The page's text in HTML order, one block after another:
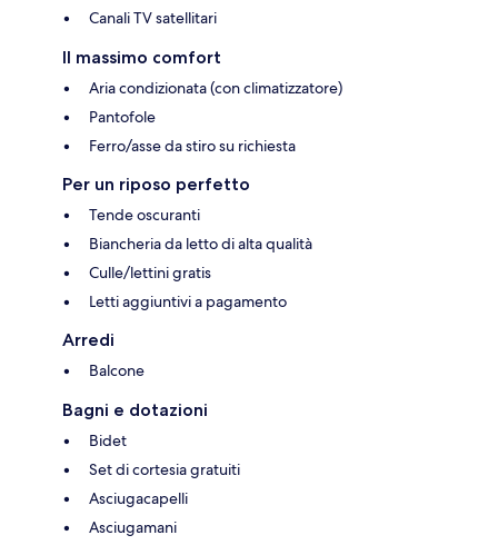
Canali TV satellitari
Il massimo comfort
Aria condizionata (con climatizzatore)
Pantofole
Ferro/asse da stiro su richiesta
Per un riposo perfetto
Tende oscuranti
Biancheria da letto di alta qualità
Culle/lettini gratis
Letti aggiuntivi a pagamento
Arredi
Balcone
Bagni e dotazioni
Bidet
Set di cortesia gratuiti
Asciugacapelli
Asciugamani